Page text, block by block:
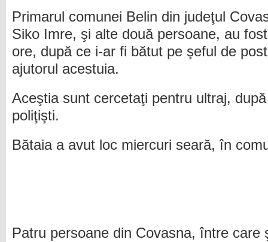
Primarul comunei Belin din judeţul
Siko Imre, şi alte două persoane, au
ore, după ce i-ar fi bătut pe şeful de
ajutorul acestuia.
Aceştia sunt cercetaţi pentru ultraj,
poliţişti.
Bătaia a avut loc miercuri seară, în
Patru persoane din Covasna, între care